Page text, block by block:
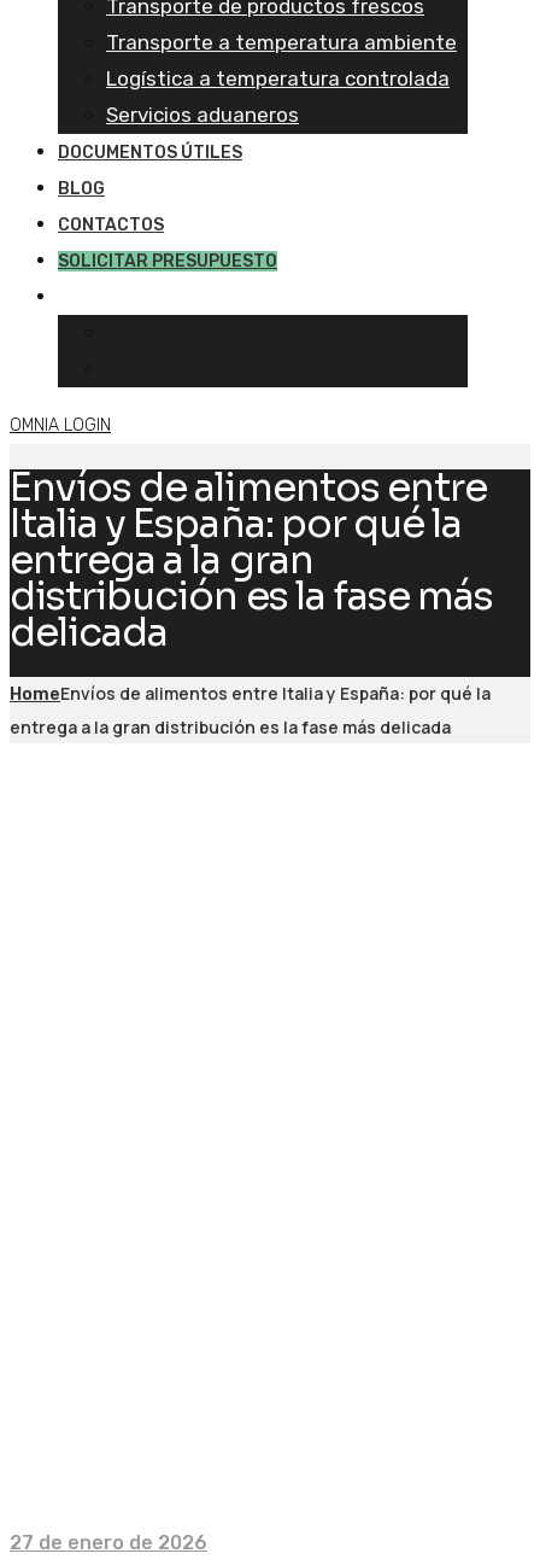
Transporte de productos frescos
Transporte a temperatura ambiente
Logística a temperatura controlada
Servicios aduaneros
DOCUMENTOS ÚTILES
BLOG
CONTACTOS
SOLICITAR PRESUPUESTO
OMNIA LOGIN
Envíos de alimentos entre
Italia y España: por qué la
entrega a la gran
distribución es la fase más
delicada
HomeEnvíos de alimentos entre Italia y España: por qué la
entrega a la gran distribución es la fase más delicada
27 de enero de 2026